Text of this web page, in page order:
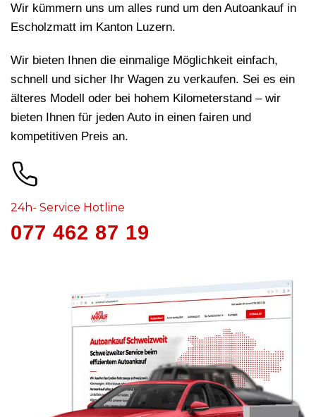
Wir kümmern uns um alles rund um den Autoankauf in
Escholzmatt im Kanton Luzern.
Wir bieten Ihnen die einmalige Möglichkeit einfach,
schnell und sicher Ihr Wagen zu verkaufen. Sei es ein
älteres Modell oder bei hohem Kilometerstand – wir
bieten Ihnen für jeden Auto in einen fairen und
kompetitiven Preis an.
24h- Service Hotline
077 462 87 19